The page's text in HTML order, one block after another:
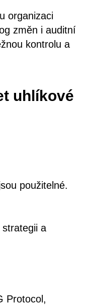
organizaci
změn i auditní
kontrolu a
uhlíkové
použitelné.
a
Protocol,